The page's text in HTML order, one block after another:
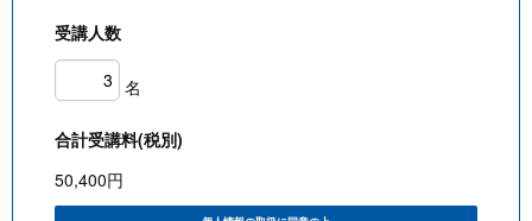
受講人数
名
合計受講料(税別)
50,400円